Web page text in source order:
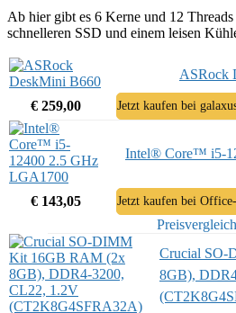
Ab hier gibt es 6 Kerne und 12
schnelleren SSD und einem leisen
ASRock
€ 259,00 Jetzt kaufen bei
Intel® Core™ i5-
€ 143,05 Jetzt kaufen bei
Crucial
8GB),